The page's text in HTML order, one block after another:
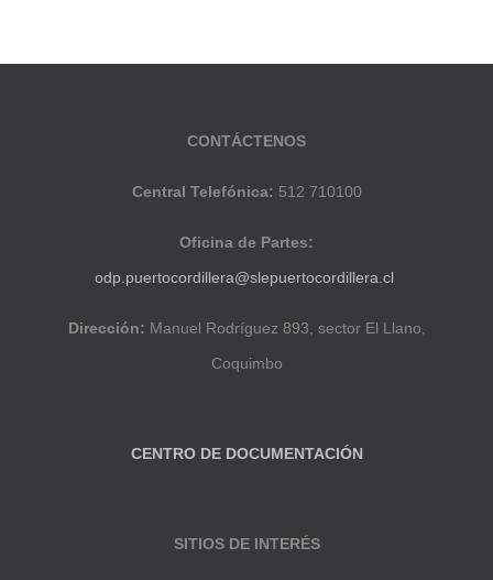
CONTÁCTENOS
Central Telefónica: 512 710100
Oficina de Partes:
odp.puertocordillera@slepuertocordillera.cl
Dirección: Manuel Rodríguez 893, sector El Llano,
Coquimbo
CENTRO DE DOCUMENTACIÓN
SITIOS DE INTERÉS